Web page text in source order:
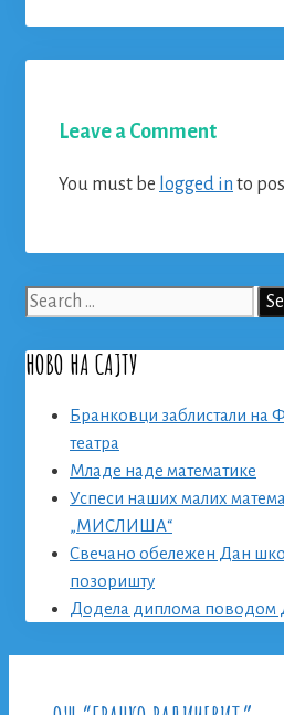
Leave a Comment
You must be logged in to
Search
НОВО НА САЈТУ
Бранковци заблистали на
театра
Младе наде математике
Успеси наших малих
„МИСЛИША“
Свечано обележен Дан
позоришту
Додела диплома поводом